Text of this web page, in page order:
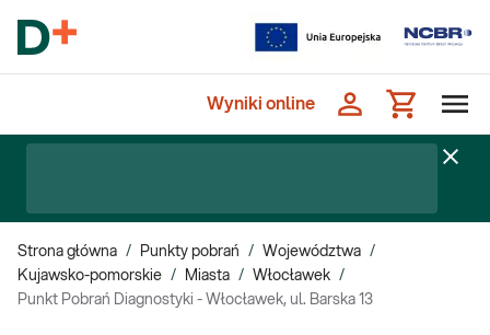
Wyniki online
Strona główna / Punkty pobrań / Województwa /
Kujawsko-pomorskie / Miasta / Włocławek /
Punkt Pobrań Diagnostyki - Włocławek, ul. Barska 13